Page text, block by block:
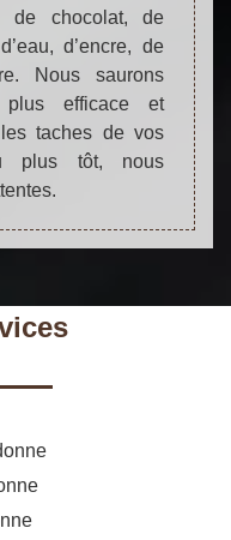
de chocolat, de
d’encre, de
Nous saurons
efficace et
taches de vos
plus tôt, nous